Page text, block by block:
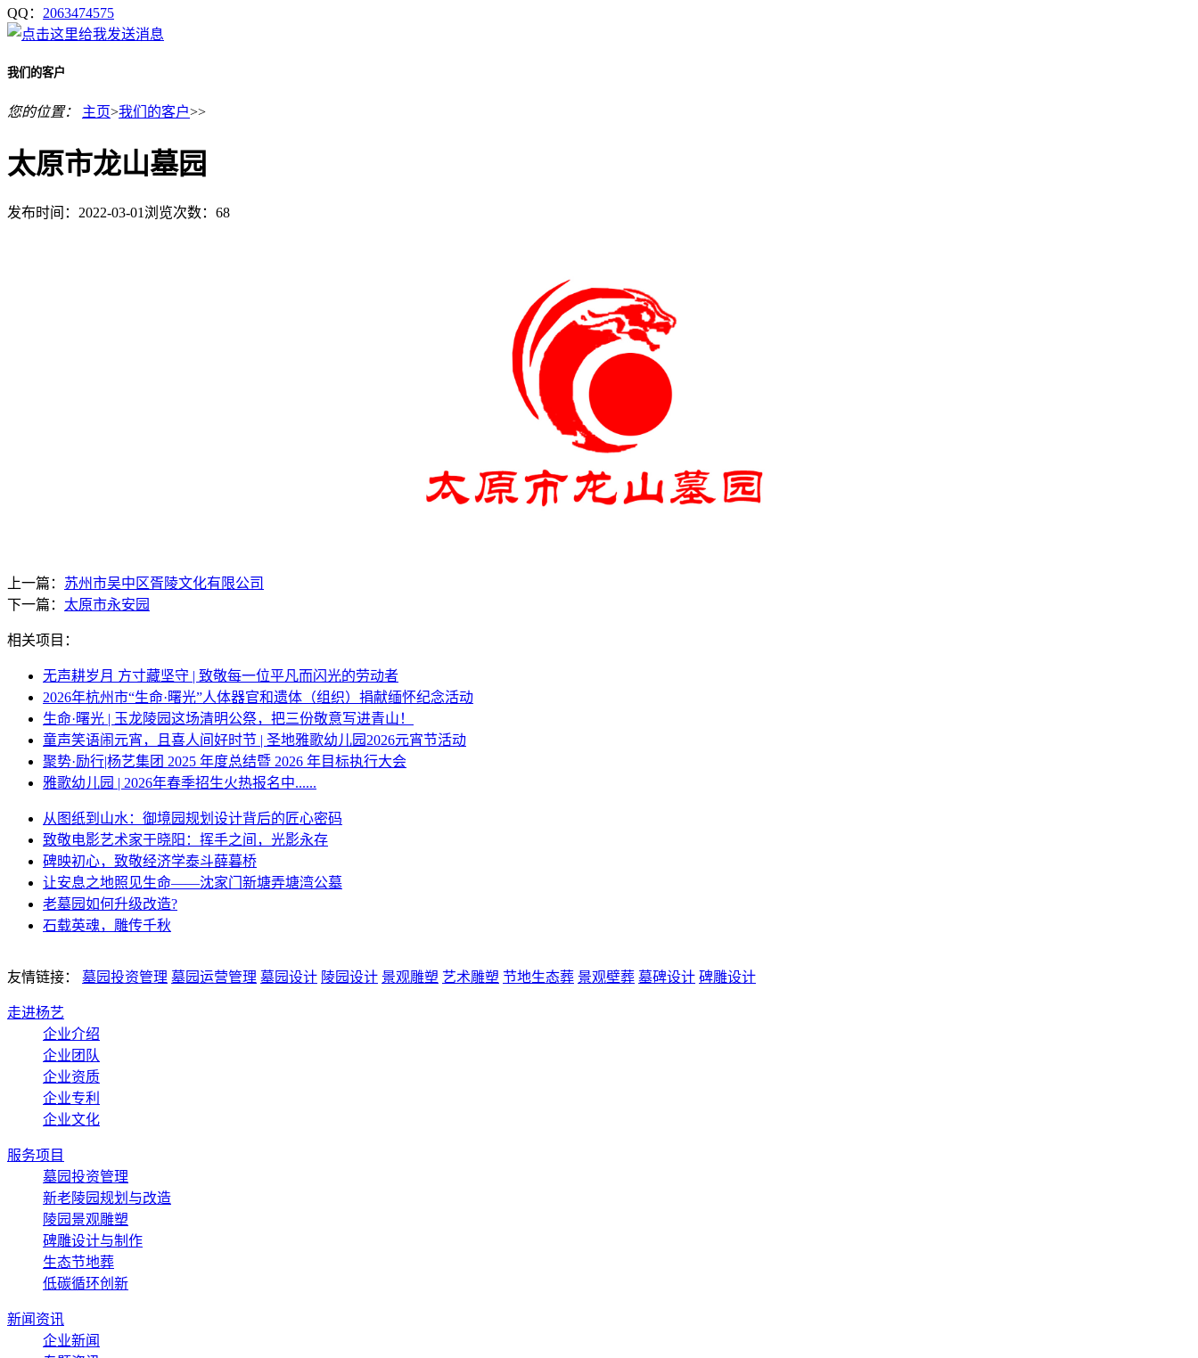
QQ： 2063474575
我们的客户
您的位置： 主页>我们的客户>>
太原市龙山墓园
发布时间：2022-03-01 浏览次数： 68
上一篇： 苏州市吴中区胥陵文化有限公司
下一篇： 太原市永安园
相关项目：
无声耕岁月 方寸藏坚守 | 致敬每一位平凡而闪光的劳动者
2026年杭州市“生命·曙光”人体器官和遗体（组织）捐献缅怀纪念活动
生命·曙光 | 玉龙陵园这场清明公祭，把三份敬意写进青山！
童声笑语闹元宵，且喜人间好时节 | 圣地雅歌幼儿园2026元宵节活动
聚势·励行|杨艺集团 2025 年度总结暨 2026 年目标执行大会
雅歌幼儿园 | 2026年春季招生火热报名中......
从图纸到山水：御境园规划设计背后的匠心密码
致敬电影艺术家于晓阳：挥手之间，光影永存
碑映初心，致敬经济学泰斗薛暮桥
让安息之地照见生命——沈家门新塘弄塘湾公墓
老墓园如何升级改造?
石载英魂，雕传千秋
友情链接： 墓园投资管理 墓园运营管理 墓园设计 陵园设计 景观雕塑 艺术雕塑 节地生态葬 景观壁葬 墓碑设计 碑雕设计
走进杨艺
企业介绍
企业团队
企业资质
企业专利
企业文化
服务项目
墓园投资管理
新老陵园规划与改造
陵园景观雕塑
碑雕设计与制作
生态节地葬
低碳循环创新
新闻资讯
企业新闻